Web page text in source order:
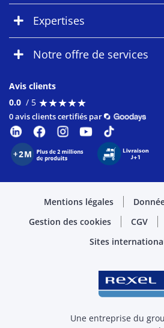
Expertises
Notre offre de services
Avis clients
0.0 / 5 ★★★★★
★★★★★
0 avis clients certifiés par
Mentions légales
Gestion des cookies
CGV
Sites
Une entreprise du